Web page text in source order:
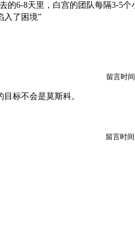
的6-8天里，白宫的团队每隔3-5个
入了困境”
留言时
标不会是莫斯科。
留言时间